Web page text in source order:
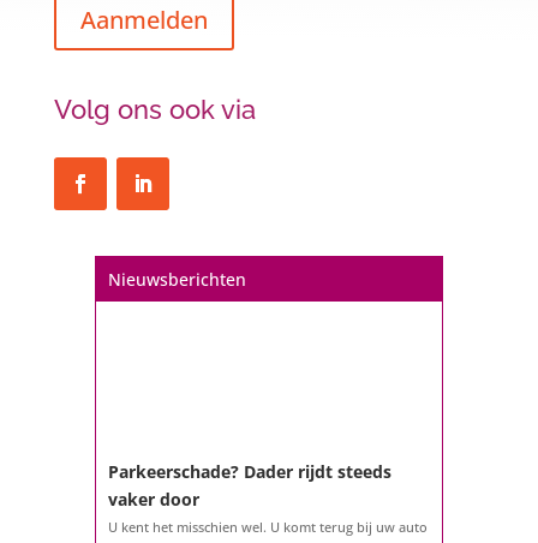
Aanmelden
Volg ons ook via
Nieuwsberichten
Een hypotheek na uw 57e? Er zijn
De woningmarkt is nog steeds in beweging.
het eigenlijk met een hypotheek als u 57 jaar of
ouder bent?...
Parkeerschade? Dader rijdt steeds
vaker door
U kent het misschien wel. U komt terug bij uw auto